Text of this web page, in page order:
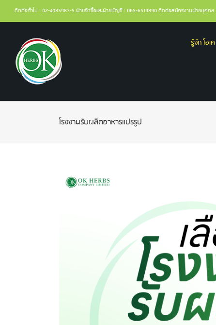
ติดต่อทั่วไป : 02-4085983-5 ฝ่ายจัดซื้อและฝ่ายบัญชี : 065-6519890 ติดต่อสมัครงานฝ่ายบุคค
รู้จัก โอเ
โรงงานรับผลิตอาหารแปรรูป